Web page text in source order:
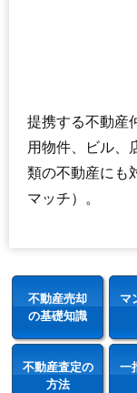
提携する不動産
用物件、ビル、
類の不動産にも
マッチ）。
不動産売却
の基礎知識
マ
不動産査定の
方法
一